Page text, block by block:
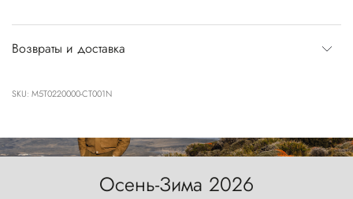
Возвраты и доставка
SKU: M5T0220000-CT001N
Осень-Зима 2026